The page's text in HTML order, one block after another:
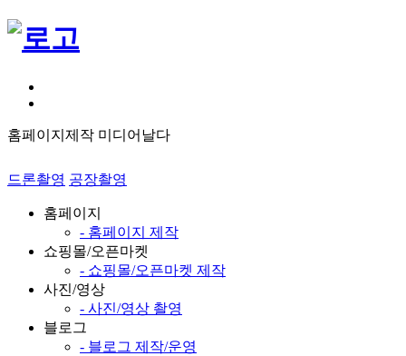
홈페이지제작 미디어날다
드론촬영 공장촬영
홈페이지
- 홈페이지 제작
쇼핑몰/오픈마켓
- 쇼핑몰/오픈마켓 제작
사진/영상
- 사진/영상 촬영
블로그
- 블로그 제작/운영